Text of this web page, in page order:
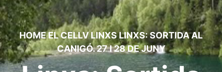
HOMEEL CELLV LINXSLINXS: SORTIDA AL
CANIGÓ. 27 I 28 DE JUNY